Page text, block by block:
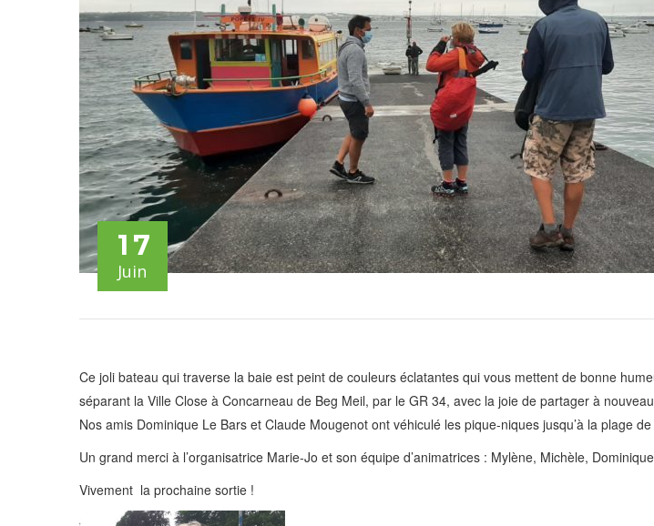
17
Juin
Ce joli bateau qui traverse la baie est peint de couleurs éclatantes qui vous mettent de bonne
séparant la Ville Close à Concarneau de Beg Meil, par le GR 34, avec la joie de partager à
Nos amis Dominique Le Bars et Claude Mougenot ont véhiculé les pique-niques jusqu’à la plage
Un grand merci à l’organisatrice Marie-Jo et son équipe d’animatrices : Mylène, Michèle,
Vivement la prochaine sortie !